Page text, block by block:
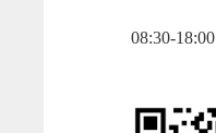
08:30-18:00